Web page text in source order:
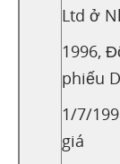
Ltd ở
1996,
phiếu
1/7/
giá